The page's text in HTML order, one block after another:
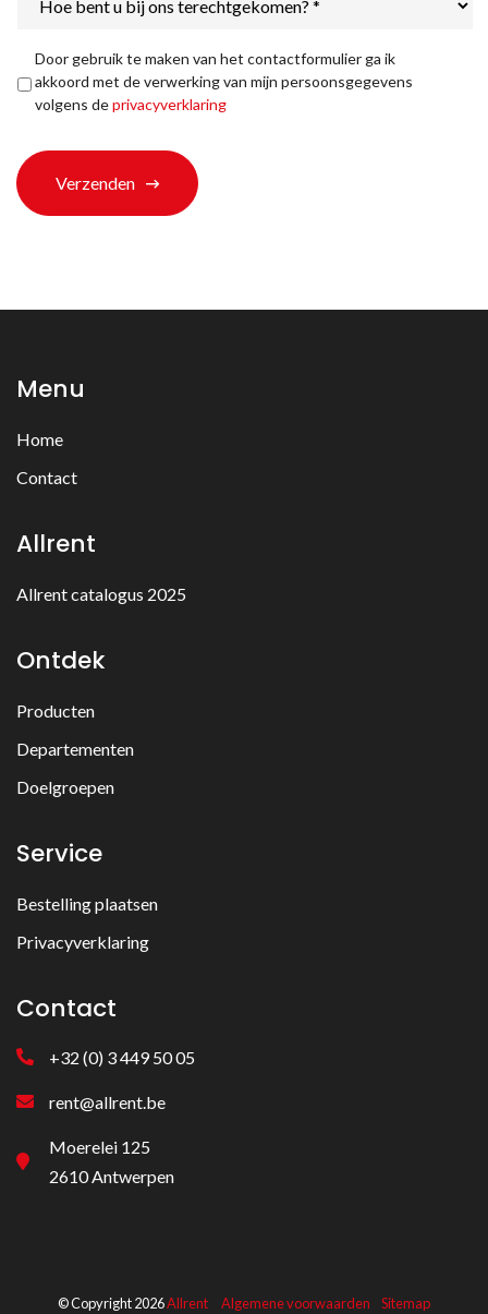
bent
ons
terechtgekomen?
Privacyverklaring *
Door gebruik te maken van het contactformulier ga ik
akkoord met de verwerking van mijn persoonsgegevens
volgens deprivacyverklaring
Verzenden
Menu
Home
Contact
Allrent
Allrent catalogus 2025
Ontdek
Producten
Departementen
Doelgroepen
Service
Bestelling plaatsen
Privacyverklaring
Contact
+32 (0) 3 449 50 05
rent@allrent.be
Moerelei 125
2610 Antwerpen
© Copyright 2026Allrent Algemene voorwaarden Sitemap